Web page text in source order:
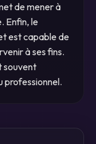
de mener à
Enfin, le
est capable de
à ses fins.
souvent
professionnel.